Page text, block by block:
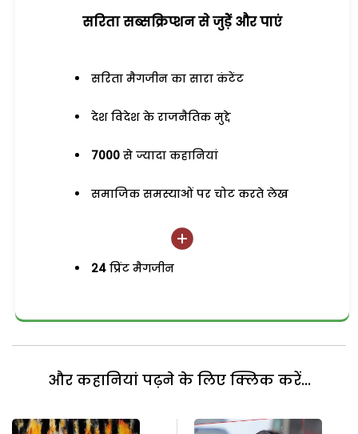
सरिता सब्सक्रिप्शन से जुड़ेें और पाएं
सरिता मैगजीन का सारा कंटेंट
देश विदेश के राजनैतिक मुद्दे
7000 से ज्यादा कहानियां
समाजिक समस्याओं पर चोट करते लेख
24 प्रिंट मैगजीन
और कहानियां पढ़ने के लिए क्लिक करें...